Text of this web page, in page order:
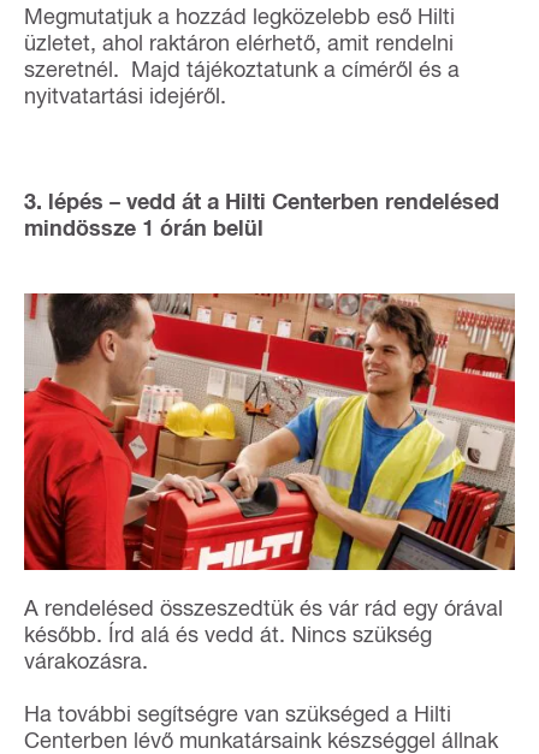
Megmutatjuk a hozzád legközelebb eső Hilti
üzletet, ahol raktáron elérhető, amit rendelni
szeretnél. Majd tájékoztatunk a címéről és a
nyitvatartási idejéről.
3. lépés – vedd át a Hilti Centerben rendelésed
mindössze 1 órán belül
A rendelésed összeszedtük és vár rád egy órával
később. Írd alá és vedd át. Nincs szükség
várakozásra.
Ha további segítségre van szükséged a Hilti
Centerben lévő munkatársaink készséggel állnak